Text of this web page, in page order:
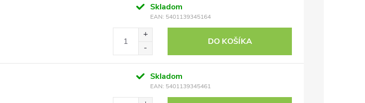
Skladom
EAN: 5401139345164
DO KOŠÍKA
Skladom
EAN: 5401139345461